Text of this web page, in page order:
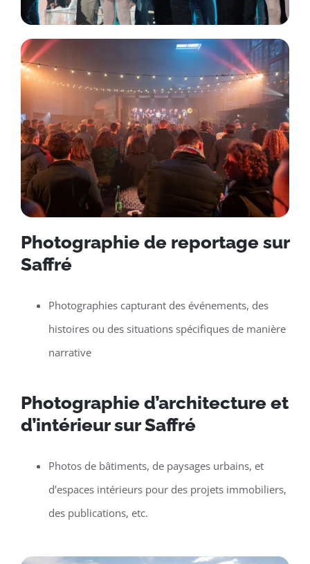
Photographie de reportage sur
Saffré
Photographies capturant des événements, des
histoires ou des situations spécifiques de manière
narrative
Photographie d’architecture et
d’intérieur sur Saffré
Photos de bâtiments, de paysages urbains, et
d’espaces intérieurs pour des projets immobiliers,
des publications, etc.